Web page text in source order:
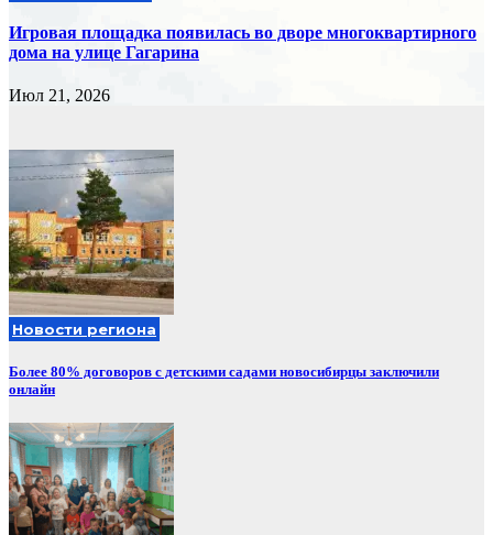
Игровая площадка появилась во дворе многоквартирного
дома на улице Гагарина
Июл 21, 2026
Новости региона
Более 80% договоров с детскими садами новосибирцы заключили
онлайн